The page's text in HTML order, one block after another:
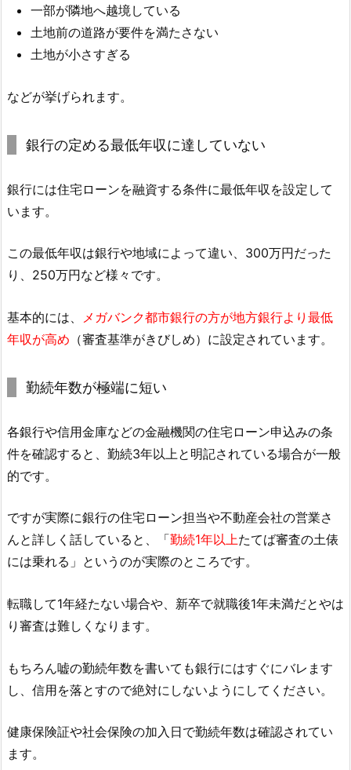
一部が隣地へ越境している
土地前の道路が要件を満たさない
土地が小さすぎる
などが挙げられます。
銀行の定める最低年収に達していない
銀行には住宅ローンを融資する条件に最低年収を設定して
います。
この最低年収は銀行や地域によって違い、300万円だった
り、250万円など様々です。
基本的には、
メガバンク都市銀行の方が地方銀行より最低
年収が高め （審査基準がきびしめ）に設定されています。
勤続年数が極端に短い
各銀行や信用金庫などの金融機関の住宅ローン申込みの条
件を確認すると、勤続3年以上と明記されている場合が一般
的です。
ですが実際に銀行の住宅ローン担当や不動産会社の営業さ
んと詳しく話していると、「勤続1年以上たてば審査の土俵
には乗れる」というのが実際のところです。
転職して1年経たない場合や、新卒で就職後1年未満だとやは
り審査は難しくなります。
もちろん嘘の勤続年数を書いても銀行にはすぐにバレます
し、信用を落とすので絶対にしないようにしてください。
健康保険証や社会保険の加入日で勤続年数は確認されてい
ます。